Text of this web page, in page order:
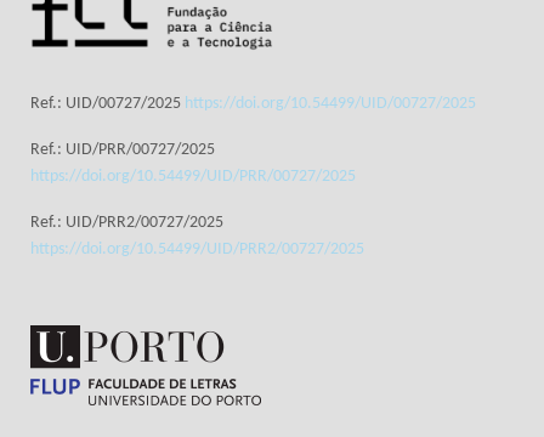
Ref.: UID/00727/2025 https://doi.org/10.54499/UID/00727/2025
Ref.: UID/PRR/00727/2025
https://doi.org/10.54499/UID/PRR/00727/2025
Ref.: UID/PRR2/00727/2025
https://doi.org/10.54499/UID/PRR2/00727/2025